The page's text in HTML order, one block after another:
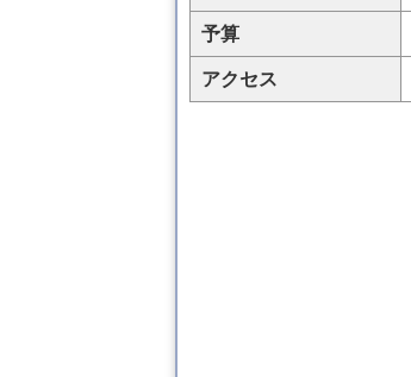
予算
アクセス